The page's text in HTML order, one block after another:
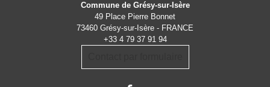
Commune de Grésy-sur-Isère
49 Place Pierre Bonnet
73460 Grésy-sur-Isère - FRANCE
+33 4 79 37 91 94